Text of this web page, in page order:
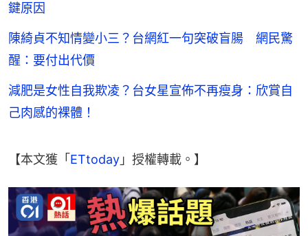
鍵原因
陳綺貞不知情變小三？台網紅一句突破盲腸 網民驚
醒：要付出代價
減肥是女性自我欺凌？台女星宣佈不再瘦身：欣賞自
己肉感的裸體！
【本文獲「 ETtoday 」授權轉載。】